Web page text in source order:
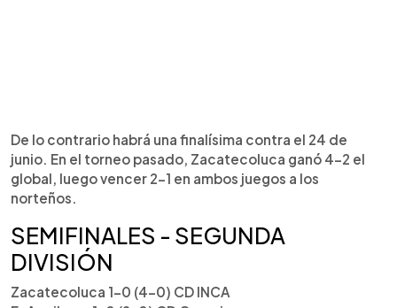
De lo contrario habrá una finalísima contra el 24 de
junio. En el torneo pasado, Zacatecoluca ganó 4-2 el
global, luego vencer 2-1 en ambos juegos a los
norteños.
SEMIFINALES - SEGUNDA
DIVISIÓN
Zacatecoluca 1-0 (4-0) CD INCA